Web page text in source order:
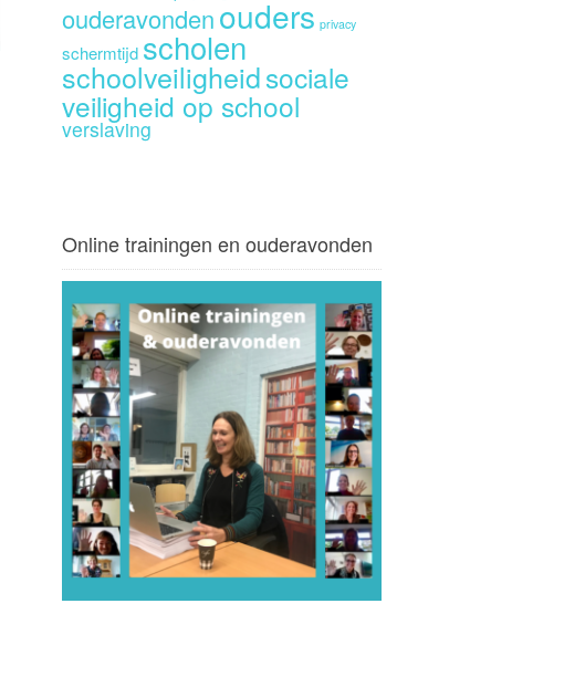
ouderavondenouders privacy
schermtijd scholen
schoolveiligheidsociale
veiligheid op school
verslaving
Online trainingen en ouderavonden